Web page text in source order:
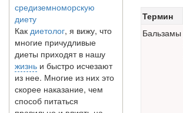
диету
Какдиетолог
многие причудливые
диеты приходят в нашу
жизньи быстро исчезают
из нее. Многие из них это
скорее наказание, чем
способ питаться
правильно и влиять на...
Термин
Бальзамы